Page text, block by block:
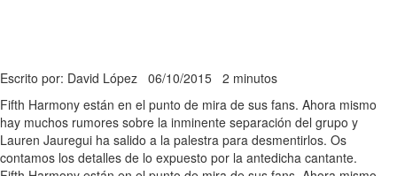
Escrito por: David López 06/10/2015 2 minutos
Fifth Harmony están en el punto de mira de sus fans. Ahora mismo
hay muchos rumores sobre la inminente separación del grupo y
Lauren Jauregui ha salido a la palestra para desmentirlos. Os
contamos los detalles de lo expuesto por la antedicha cantante.